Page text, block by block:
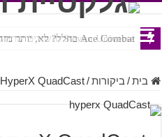
Ace Combat בחלל? לא, יותר מזה. ביקורת המשחק Chorus
Steven Universe והשירים שתורגמו בצורה נוראית לעברית
בית / ביקורות / HyperX QuadCast – כמעט מושלם [ביקורת]